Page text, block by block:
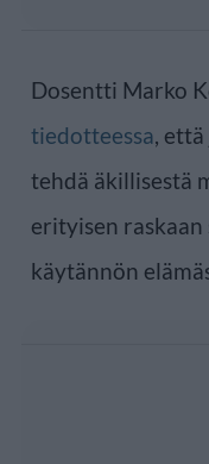
Dosentti Marko
tiedotteessa,
tehdä äkillisestä
erityisen
käytännön